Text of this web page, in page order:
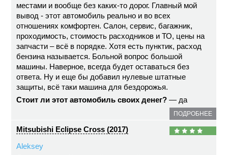
местами и вообще без каких-то дорог. Главный мой
вывод - этот автомобиль реально и во всех
отношениях комфортен. Салон, сервис, багажник,
проходимость, стоимость расходников и ТО, цены на
запчасти – всё в порядке. Хотя есть пунктик, расход
бензина называется. Больной вопрос большой
машины. Наверное, всегда будет оставаться без
ответа. Ну и еще бы добавил нулевые штатные
защиты, всё таки машина для бездорожья.
Стоит ли этот автомобиль своих денег? — да
ПОДРОБНЕЕ
Mitsubishi Eclipse Cross (2017)
Aleksey